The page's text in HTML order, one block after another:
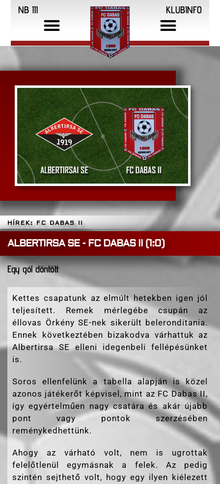
NB III KLUBINFO
HÍREK: FC DABAS II
ALBERTIRSA SE - FC DABAS II (1:0)
Egy gól döntött
Kettes csapatunk az elmúlt hetekben igen jól
teljesített. Remek mérlegébe csupán az
éllovas Örkény SE-nek sikerült belerondítania.
Ennek következtében bizakodva várhattuk az
Albertirsa SE elleni idegenbeli fellépésünket
is.
Soros ellenfelünk a tabella alapján is közel
azonos játékerőt képvisel, mint az FC Dabas II,
így egyértelműen nagy csatára és akár újabb
pont vagy pontok szerzésében
reménykedhettünk.
Ahogy az várható volt, nem is ugrottak
felelőtlenül egymásnak a felek. Az pedig
szintén sejthető volt, hogy egy ilyen kiélezett